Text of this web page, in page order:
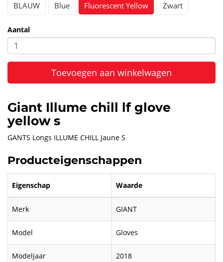
BLAUW Blue Fluorescent Yellow Zwart
Aantal
Toevoegen aan winkelwagen
Giant Illume chill lf glove
yellow s
GANTS Longs ILLUME CHILL Jaune S
Producteigenschappen
Eigenschap Waarde
Merk GIANT
Model Gloves
Modeljaar 2018